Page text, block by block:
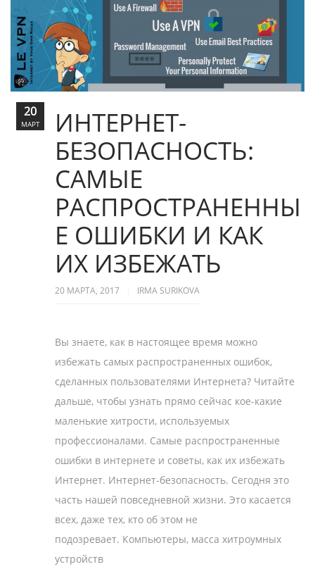
ИНТЕРНЕТ-
БЕЗОПАСНОСТЬ:
САМЫЕ
РАСПРОСТРАНЕННЫ
Е ОШИБКИ И КАК
ИХ ИЗБЕЖАТЬ
20 МАРТА, 2017 IRMA SURIKOVA
Вы знаете, как в настоящее время можно
избежать самых распространенных ошибок,
сделанных пользователями Интернета? Читайте
дальше, чтобы узнать прямо сейчас кое-какие
маленькие хитрости, используемых
профессионалами. Самые распространенные
ошибки в интернете и советы, как их избежать
Интернет. Интернет-безопасность. Сегодня это
часть нашей повседневной жизни. Это касается
всех, даже тех, кто об этом не
подозревает. Компьютеры, масса хитроумных
устройств
20
МАРТ